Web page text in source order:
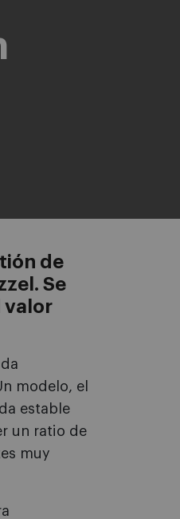
de
Se
valor
modelo, el
estable
un ratio de
muy